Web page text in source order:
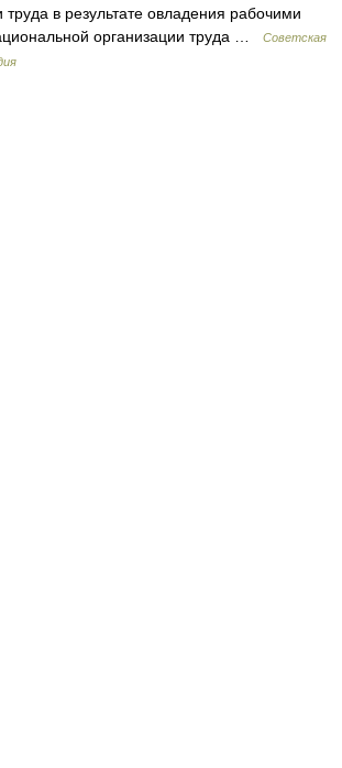
труда в результате овладения рабочими
организации труда …
Советская